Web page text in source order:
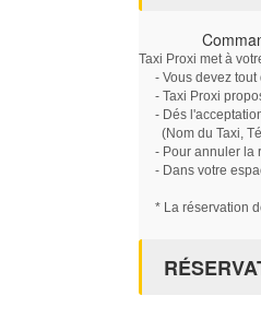
Taxi Proxi met à
- Vous devez tout
- Taxi Proxi
- Dés
(Nom du Taxi,
- Pour annuler la
- Dans votre
* La réservation